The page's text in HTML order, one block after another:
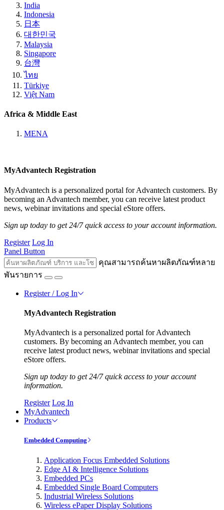
India
Indonesia
日本
대한민국
Malaysia
Singapore
台灣
ไทย
Türkiye
Việt Nam
Africa & Middle East
MENA
MyAdvantech Registration
MyAdvantech is a personalized portal for Advantech customers. By
becoming an Advantech member, you can receive latest product
news, webinar invitations and special eStore offers.
Sign up today to get 24/7 quick access to your account information.
Register Log In
Panel Button
คุณสามารถค้นหาผลิตภัณฑ์หลาย
พันรายการ
Register / Log In
MyAdvantech Registration
MyAdvantech is a personalized portal for Advantech
customers. By becoming an Advantech member, you can
receive latest product news, webinar invitations and special
eStore offers.
Sign up today to get 24/7 quick access to your account
information.
Register Log In
MyAdvantech
Products
Embedded Computing
Application Focus Embedded Solutions
Edge AI & Intelligence Solutions
Embedded PCs
Embedded Single Board Computers
Industrial Wireless Solutions
Wireless ePaper Display Solutions